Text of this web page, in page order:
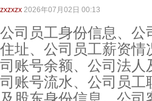
zxzxzx 2026年07月02日 00:13
公司员工身份信息、
住址、公司员工薪资
司账号余额、公司法
司账号流水、公司员